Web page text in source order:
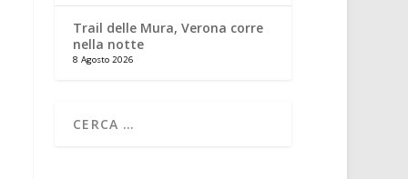
Trail delle Mura, Verona corre
nella notte
8 Agosto 2026